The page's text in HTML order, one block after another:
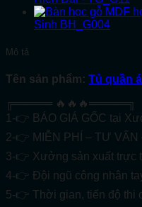
Sinh BH_G004
Mô tả
Tên sản phẩm: Tủ quần
╔═════ 🔥🔥🔥═════╗
1-👉 BÁO GIÁ GỐC tại
2-👉 MIỄN PHÍ – TƯ VẤN
3-👉 Xưởng sản xuất trực
4-👉 Đội ngũ công nhân
5-👉 Thời gian, tiến độ thi